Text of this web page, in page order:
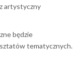
artystyczny
będzie
tematycznych.